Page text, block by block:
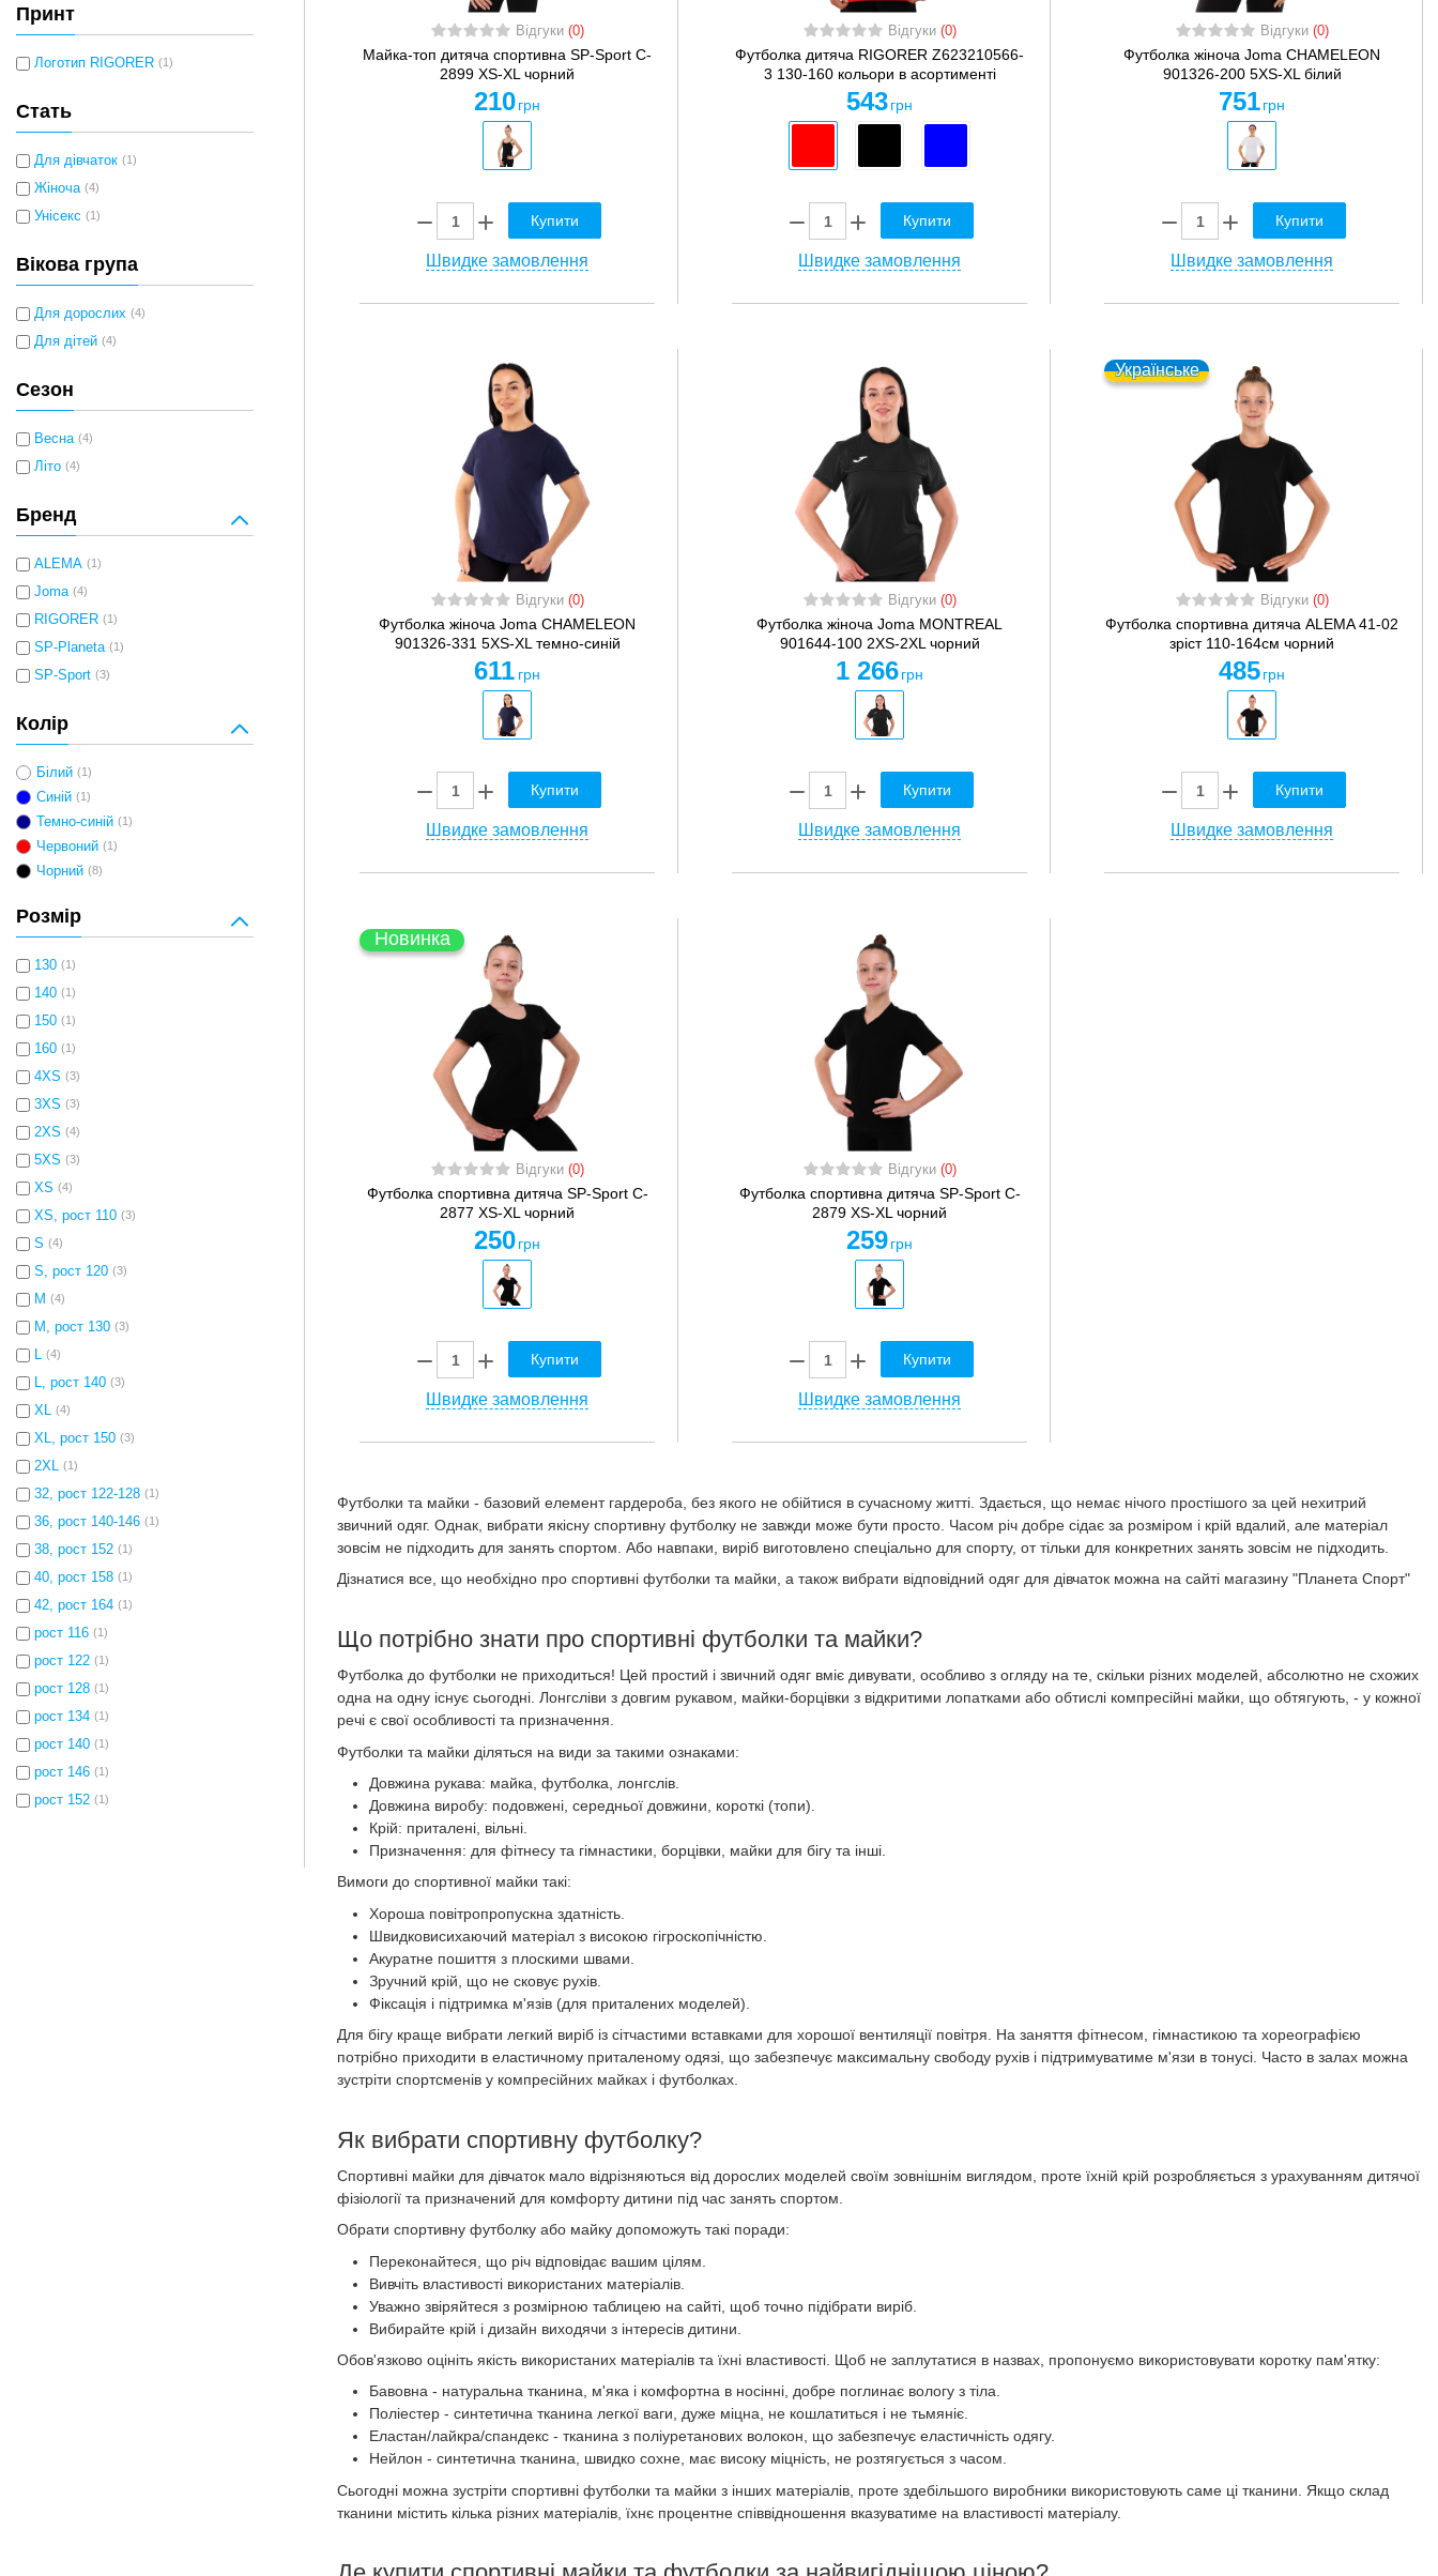
Принт
Логотип RIGORER (1)
Стать
Для дівчаток (1)
Жіноча (4)
Унісекс (1)
Вікова група
Для дорослих (4)
Для дітей (4)
Сезон
Весна (4)
Літо (4)
Бренд
ALEMA (1)
Joma (4)
RIGORER (1)
SP-Planeta (1)
SP-Sport (3)
Колір
Білий (1)
Синій (1)
Темно-синій (1)
Червоний (1)
Чорний (8)
Розмір
130 (1)
140 (1)
150 (1)
160 (1)
4XS (3)
3XS (3)
2XS (4)
5XS (3)
XS (4)
XS, рост 110 (3)
S (4)
S, рост 120 (3)
M (4)
M, рост 130 (3)
L (4)
L, рост 140 (3)
XL (4)
XL, рост 150 (3)
2XL (1)
32, рост 122-128 (1)
36, рост 140-146 (1)
38, рост 152 (1)
40, рост 158 (1)
42, рост 164 (1)
рост 116 (1)
рост 122 (1)
рост 128 (1)
рост 134 (1)
рост 140 (1)
рост 146 (1)
рост 152 (1)
Відгуки (0)
Майка-топ дитяча спортивна SP-Sport C-
2899 XS-XL чорний
210 грн
Купити
Швидке замовлення
Відгуки (0)
Футболка дитяча RIGORER Z623210566-
3 130-160 кольори в асортименті
543 грн
Купити
Швидке замовлення
Відгуки (0)
Футболка жіноча Joma CHAMELEON
901326-200 5XS-XL білий
751 грн
Купити
Швидке замовлення
Відгуки (0)
Футболка жіноча Joma CHAMELEON
901326-331 5XS-XL темно-синій
611 грн
Купити
Швидке замовлення
Відгуки (0)
Футболка жіноча Joma MONTREAL
901644-100 2XS-2XL чорний
1 266 грн
Купити
Швидке замовлення
Українське
Відгуки (0)
Футболка спортивна дитяча ALEMA 41-02
зріст 110-164см чорний
485 грн
Купити
Швидке замовлення
Новинка
Відгуки (0)
Футболка спортивна дитяча SP-Sport C-
2877 XS-XL чорний
250 грн
Купити
Швидке замовлення
Відгуки (0)
Футболка спортивна дитяча SP-Sport C-
2879 XS-XL чорний
259 грн
Купити
Швидке замовлення
Футболки та майки - базовий елемент гардероба, без якого не обійтися в сучасному житті. Здається, що немає нічого простішого за цей нехитрий
звичний одяг. Однак, вибрати якісну спортивну футболку не завжди може бути просто. Часом річ добре сідає за розміром і крій вдалий, але матеріал
зовсім не підходить для занять спортом. Або навпаки, виріб виготовлено спеціально для спорту, от тільки для конкретних занять зовсім не підходить.
Дізнатися все, що необхідно про спортивні футболки та майки, а також вибрати відповідний одяг для дівчаток можна на сайті магазину "Планета Спорт"
Що потрібно знати про спортивні футболки та майки?
Футболка до футболки не приходиться! Цей простий і звичний одяг вміє дивувати, особливо з огляду на те, скільки різних моделей, абсолютно не схожих
одна на одну існує сьогодні. Лонгсліви з довгим рукавом, майки-борцівки з відкритими лопатками або обтислі компресійні майки, що обтягують, - у кожної
речі є свої особливості та призначення.
Футболки та майки діляться на види за такими ознаками:
Довжина рукава: майка, футболка, лонгслів.
Довжина виробу: подовжені, середньої довжини, короткі (топи).
Крій: приталені, вільні.
Призначення: для фітнесу та гімнастики, борцівки, майки для бігу та інші.
Вимоги до спортивної майки такі:
Хороша повітропропускна здатність.
Швидковисихаючий матеріал з високою гігроскопічністю.
Акуратне пошиття з плоскими швами.
Зручний крій, що не сковує рухів.
Фіксація і підтримка м'язів (для приталених моделей).
Для бігу краще вибрати легкий виріб із сітчастими вставками для хорошої вентиляції повітря. На заняття фітнесом, гімнастикою та хореографією
потрібно приходити в еластичному приталеному одязі, що забезпечує максимальну свободу рухів і підтримуватиме м'язи в тонусі. Часто в залах можна
зустріти спортсменів у компресійних майках і футболках.
Як вибрати спортивну футболку?
Спортивні майки для дівчаток мало відрізняються від дорослих моделей своїм зовнішнім виглядом, проте їхній крій розробляється з урахуванням дитячої
фізіології та призначений для комфорту дитини під час занять спортом.
Обрати спортивну футболку або майку допоможуть такі поради:
Переконайтеся, що річ відповідає вашим цілям.
Вивчіть властивості використаних матеріалів.
Уважно звіряйтеся з розмірною таблицею на сайті, щоб точно підібрати виріб.
Вибирайте крій і дизайн виходячи з інтересів дитини.
Обов'язково оцініть якість використаних матеріалів та їхні властивості. Щоб не заплутатися в назвах, пропонуємо використовувати коротку пам'ятку:
Бавовна - натуральна тканина, м'яка і комфортна в носінні, добре поглинає вологу з тіла.
Поліестер - синтетична тканина легкої ваги, дуже міцна, не кошлатиться і не тьмяніє.
Еластан/лайкра/спандекс - тканина з поліуретанових волокон, що забезпечує еластичність одягу.
Нейлон - синтетична тканина, швидко сохне, має високу міцність, не розтягується з часом.
Сьогодні можна зустріти спортивні футболки та майки з інших матеріалів, проте здебільшого виробники використовують саме ці тканини. Якщо склад
тканини містить кілька різних матеріалів, їхнє процентне співвідношення вказуватиме на властивості матеріалу.